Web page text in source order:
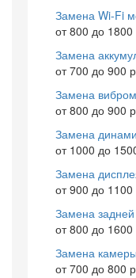
Замена Wi-Fi
от 800 до 1800
Замена
от 700 до 900
Замена
от 800 до 900
Замена
от 1000 до
Замена
от 900 до 1100
Замена
от 800 до 1600
Замена камеры
от 700 до 800